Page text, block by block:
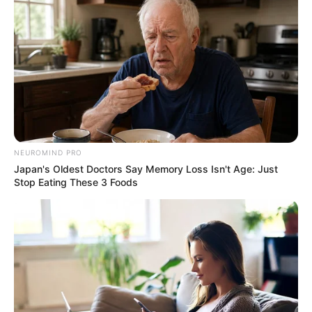
Email address:
Όλα τα κείμενα και οι εικόνες είναι πνευματική ιδιοκτησία του
NEUROMIND PRO
Japan's Oldest Doctors Say Memory Loss Isn't Age: Just
Stop Eating These 3 Foods